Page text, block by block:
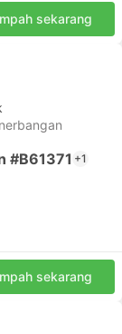
sekarang
#B61371 +1
sekarang